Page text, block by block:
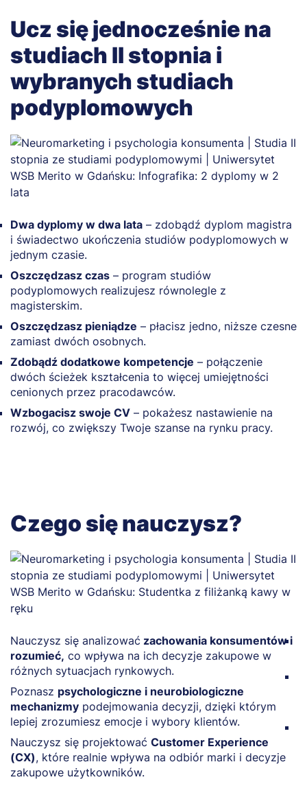
Ucz się jednocześnie na
studiach II stopnia i
wybranych studiach
podyplomowych
Dwa dyplomy w dwa lata – zdobądź dyplom magistra
i świadectwo ukończenia studiów podyplomowych w
jednym czasie.
Oszczędzasz czas – program studiów
podyplomowych realizujesz równolegle z
magisterskim.
Oszczędzasz pieniądze – płacisz jedno, niższe czesne
zamiast dwóch osobnych.
Zdobądź dodatkowe kompetencje – połączenie
dwóch ścieżek kształcenia to więcej umiejętności
cenionych przez pracodawców.
Wzbogacisz swoje CV – pokażesz nastawienie na
rozwój, co zwiększy Twoje szanse na rynku pracy.
Czego się nauczysz?
Nauczysz się analizować zachowania konsumentów i
rozumieć, co wpływa na ich decyzje zakupowe w
różnych sytuacjach rynkowych.
Poznasz psychologiczne i neurobiologiczne
mechanizmy podejmowania decyzji, dzięki którym
lepiej zrozumiesz emocje i wybory klientów.
Nauczysz się projektować Customer Experience
(CX), które realnie wpływa na odbiór marki i decyzje
zakupowe użytkowników.